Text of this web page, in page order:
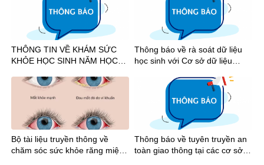
THÔNG TIN VỀ KHÁM SỨC
KHỎE HỌC SINH NĂM HỌC
Thông báo về rà soát dữ liệu
học sinh với Cơ sở dữ liệu
Bộ tài liệu truyền thông về
chăm sóc sức khỏe răng miệng
Thông báo về tuyên truyền an
toàn giao thông tại các cơ sở